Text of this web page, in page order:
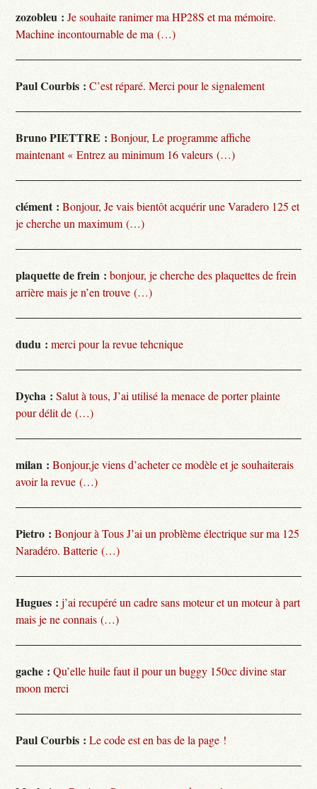
zozobleu : Je souhaite ranimer ma HP28S et ma mémoire.
Machine incontournable de ma (…)
Paul Courbis : C’est réparé. Merci pour le signalement
Bruno PIETTRE : Bonjour, Le programme affiche
maintenant « Entrez au minimum 16 valeurs (…)
clément : Bonjour, Je vais bientôt acquérir une Varadero 125 et
je cherche un maximum (…)
plaquette de frein : bonjour, je cherche des plaquettes de frein
arrière mais je n’en trouve (…)
dudu : merci pour la revue tehcnique
Dycha : Salut à tous, J’ai utilisé la menace de porter plainte
pour délit de (…)
milan : Bonjour,je viens d’acheter ce modèle et je souhaiterais
avoir la revue (…)
Pietro : Bonjour à Tous J’ai un problème électrique sur ma 125
Naradéro. Batterie (…)
Hugues : j’ai recupéré un cadre sans moteur et un moteur à part
mais je ne connais (…)
gache : Qu’elle huile faut il pour un buggy 150cc divine star
moon merci
Paul Courbis : Le code est en bas de la page !